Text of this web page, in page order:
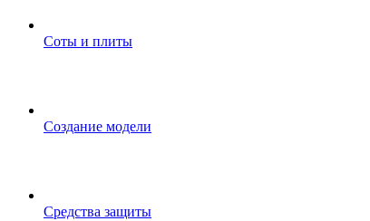
Соты и плиты
Создание модели
Средства защиты